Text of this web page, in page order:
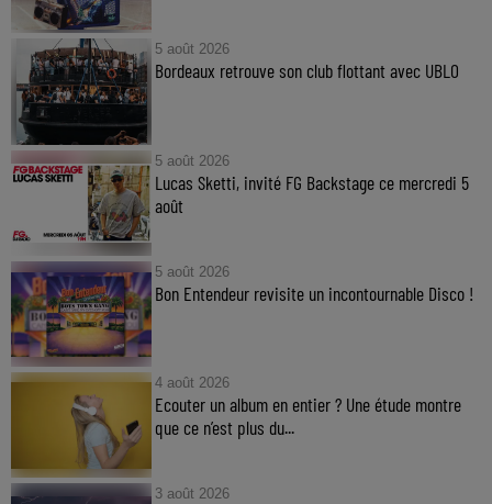
5 août 2026
Bordeaux retrouve son club flottant avec UBLO
5 août 2026
Lucas Sketti, invité FG Backstage ce mercredi 5
août
5 août 2026
Bon Entendeur revisite un incontournable Disco !
4 août 2026
Ecouter un album en entier ? Une étude montre
que ce n’est plus du...
3 août 2026